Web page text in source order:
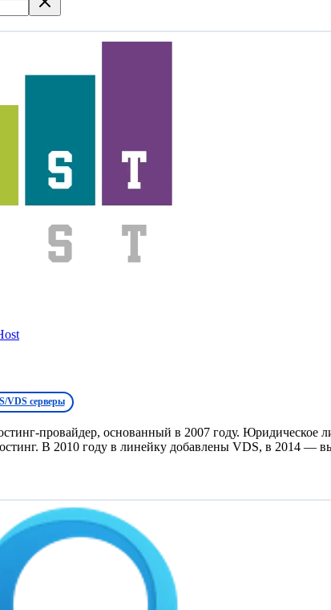
VDS серверы
провайдер, основанный в 2007 году.
В 2010 году в линейку добавлены VDS, в 2014 —